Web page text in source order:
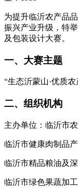
为提升临沂农产品
振兴产业升级，特
及包装设计大赛。
一、大赛主题
“生态沂蒙山·优质
二、组织机构
主办单位：临沂市
临沂市健康肉制品
临沂市精品粮油及
临沂市绿色果蔬加